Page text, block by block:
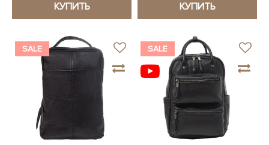
КУПИТЬ КУПИТЬ
SALE SALE